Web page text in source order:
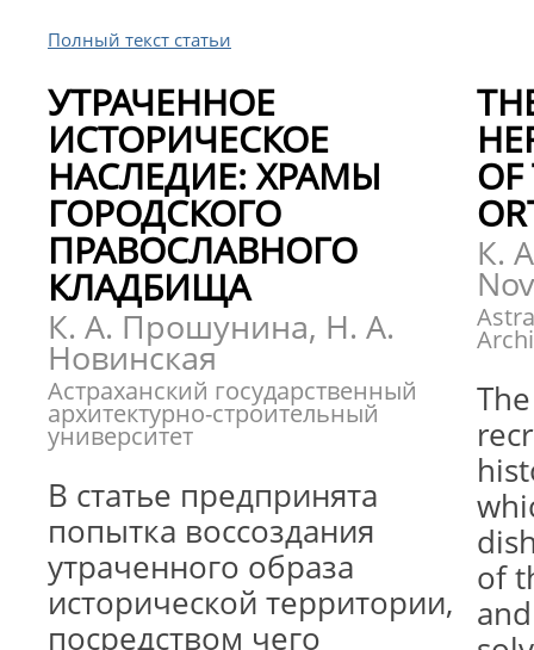
Полный текст статьи
УТРАЧЕННОЕ
ИСТОРИЧЕСКОЕ
НАСЛЕДИЕ: ХРАМЫ
ГОРОДСКОГО
ПРАВОСЛАВНОГО
КЛАДБИЩА
К. А. Прошунина, Н. А.
Новинская
Астраханский государственный
архитектурно-строительный
университет
В статье предпринята
попытка воссоздания
утраченного образа
исторической территории,
посредством чего
OF
К.
of